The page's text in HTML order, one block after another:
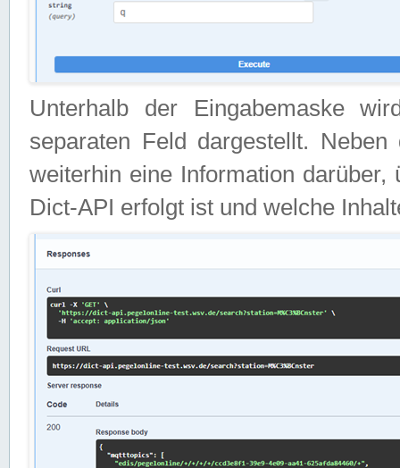
Unterhalb der Eingabemaske
separaten Feld dargestellt.
weiterhin eine Information
Dict-API erfolgt ist und welche